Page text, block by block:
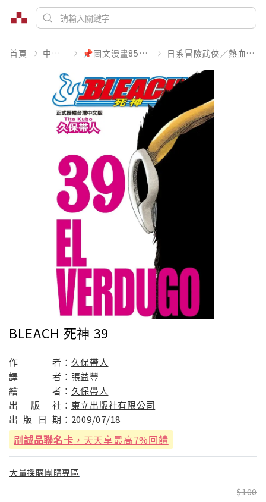
首頁 中文書 📌圖文漫畫85折起 日系冒險武俠／熱血運動
BLEACH 死神 39
作 者： 久保帶人
譯
者： 張益豐
繪
者： 久保帶人
出
版 社： 東立出版社有限公司
出 版 日 期： 2009/07/18
刷誠品聯名卡 ，天天享最高7%回饋
大量採購團購專區
100